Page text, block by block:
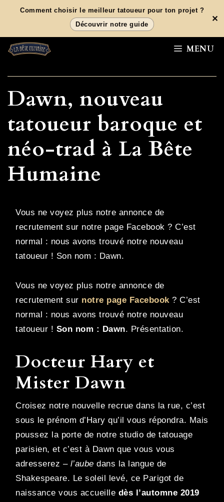
contenu
Comment choisir le meilleur tatoueur pour ton projet ?
Découvrir notre guide
✕
MENU
Dawn, nouveau
tatoueur baroque et
néo-trad à La Bête
Humaine
Vous ne voyez plus notre annonce de
recrutement sur notre page Facebook ? C’est
normal : nous avons trouvé notre nouveau
tatoueur ! Son nom : Dawn.
Vous ne voyez plus notre annonce de
recrutement sur notre page Facebook? C’est
normal : nous avons trouvé notre nouveau
tatoueur ! Son nom : Dawn. Présentation.
Docteur Hary et
Mister Dawn
Croisez notre nouvelle recrue dans la rue, c’est
sous le prénom d’Hary qu’il vous répondra. Mais
poussez la porte de notre studio de tatouage
parisien, et c’est à Dawn que vous vous
adresserez – l’aube dans la langue de
Shakespeare. Le soleil levé, ce Parigot de
naissance vous accueille dès l’automne 2019